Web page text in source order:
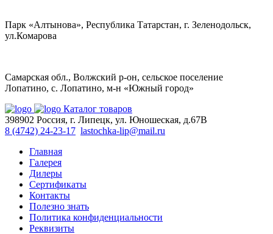
Парк «Алтынова», Республика Татарстан, г. Зеленодольск,
ул.Комарова
Самарская обл., Волжский р-он, сельское поселение
Лопатино, с. Лопатино, м-н «Южный город»
Каталог товаров
398902 Россия, г. Липецк, ул. Юношеская, д.67В
8 (4742) 24-23-17 lastochka-lip@mail.ru
Главная
Галерея
Дилеры
Сертификаты
Контакты
Полезно знать
Политика конфиденциальности
Реквизиты